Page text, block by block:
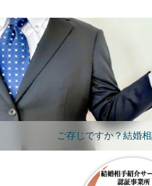
ご存じですか？結婚